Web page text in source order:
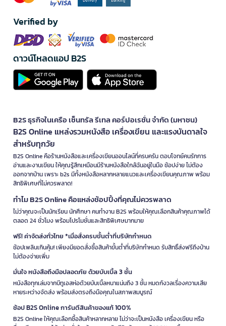
Verified by
ดาวน์โหลดแอป B2S
B2S ธุรกิจในเครือ เซ็นทรัล รีเทล คอร์ปอเรชั่น จำกัด (มหาชน)
B2S Online แหล่งรวมหนังสือ เครื่องเขียน และแรงบันดาลใจ
สำหรับทุกวัย
B2S Online คือร้านหนังสือและเครื่องเขียนออนไลน์ที่ครบครัน ตอบโจทย์คนรักการ
อ่านและงานเขียน ให้คุณรู้สึกเหมือนมีร้านหนังสือใกล้ฉันอยู่ในมือ ช้อปง่าย ไม่ต้อง
ออกจากบ้าน เพราะ b2s มีทั้งหนังสือหลากหลายแนวและเครื่องเขียนคุณภาพ พร้อม
สิทธิพิเศษที่ไม่ควรพลาด!
ทำไม B2S Online คือแหล่งช้อปปิ้งที่คุณไม่ควรพลาด
ไม่ว่าคุณจะเป็นนักเรียน นักศึกษา คนทำงาน B2S พร้อมให้คุณเลือกสินค้าคุณภาพได้
ตลอด 24 ชั่วโมง พร้อมโปรโมชั่นและสิทธิพิเศษมากมาย
ฟรี! ค่าจัดส่งทั่วไทย *เมื่อสั่งครบขั้นต่ำที่บริษัทกำหนด
ช้อปเพลินเกินคุ้ม! เพียงมียอดสั่งซื้อสินค้าขั้นต่ำที่บริษัทกำหนด รับสิทธิ์ส่งฟรีถึงบ้าน
ไม่ต้องจ่ายเพิ่ม
มั่นใจ หนังสือถึงมือปลอดภัย ด้วยบับเบิ้ล 3 ชั้น
หนังสือทุกเล่มจากบีทูเอสห่อด้วยบับเบิ้ลหนาแน่นถึง 3 ชั้น หมดกังวลเรื่องความเสีย
หายระหว่างจัดส่ง พร้อมส่งตรงถึงมือคุณในสภาพสมบูรณ์
ช้อป B2S Online การันตีสินค้าของแท้ 100%
B2S Online ให้คุณเลือกซื้อสินค้าหลากหลาย ไม่ว่าจะเป็นหนังสือ เครื่องเขียน หรือ